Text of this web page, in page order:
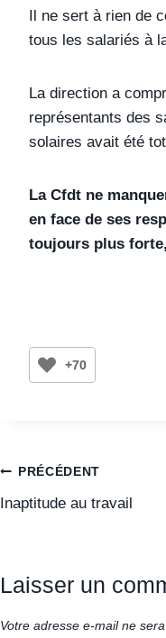
Il ne sert à rien de
tous les salariés à
La direction a
représentants des
solaires avait été
La Cfdt ne
en face de ses
toujours plus
+70
PRÉCÉDENT
Inaptitude au travail
Laisser un
Votre adresse e-mail ne